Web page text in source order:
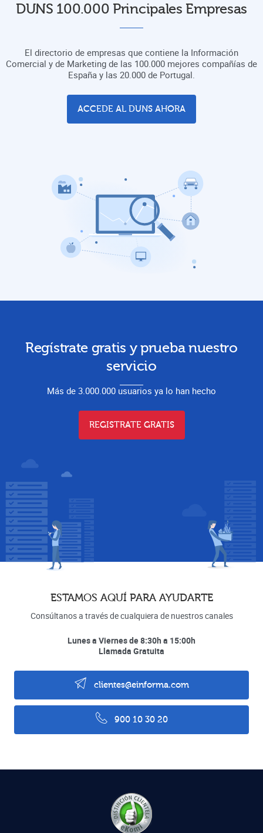
DUNS 100.000 Principales Empresas
El directorio de empresas que contiene la Información
Comercial y de Marketing de las 100.000 mejores compañías de
España y las 20.000 de Portugal.
ACCEDE AL DUNS AHORA
Regístrate gratis y prueba nuestro
servicio
Más de 3.000.000 usuarios ya lo han hecho
REGISTRATE GRATIS
ESTAMOS AQUÍ PARA AYUDARTE
Consúltanos a través de cualquiera de nuestros canales
Lunes a Viernes de 8:30h a 15:00h
Llamada Gratuita
clientes@einforma.com
900 10 30 20